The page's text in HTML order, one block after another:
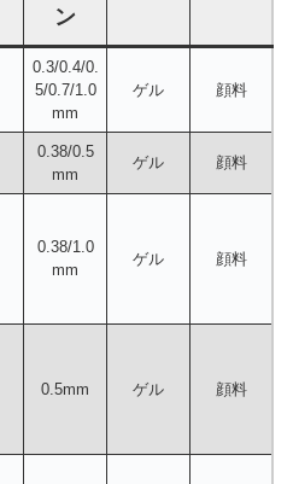
ン
0.3/0.4/0.
5/0.7/1.0
mm
ゲル 顔料
0.38/0.5
mm
ゲル 顔料
0.38/1.0
mm
ゲル 顔料
0.5mm ゲル 顔料